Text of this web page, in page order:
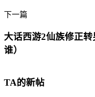
下一篇
大话西游2仙族修正
谁）
TA的新帖